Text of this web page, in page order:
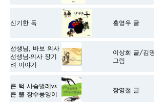
신기한 독 홍영우 글
선생님, 바보 의사
선생님-의사 장기
려 이야기
이상희 글/김명길
그림
큰 턱 사슴벌레vs
큰 뿔 장수풍뎅이
장영철 글